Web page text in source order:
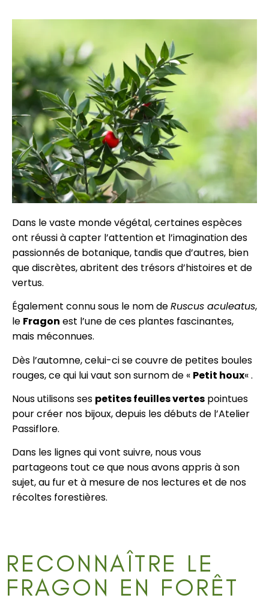
Dans le vaste monde végétal, certaines espèces
ont réussi à capter l’attention et l’imagination des
passionnés de botanique, tandis que d’autres, bien
que discrètes, abritent des trésors d’histoires et de
vertus.
Également connu sous le nom deRuscus aculeatus,
le Fragon est l’une de ces plantes fascinantes,
mais méconnues.
Dès l’automne, celui-ci se couvre de petites boules
rouges, ce qui lui vaut son surnom de « Petit houx« .
Nous utilisons ses petites feuilles vertes pointues
pour créer nos bijoux, depuis les débuts de l’Atelier
Passiflore.
Dans les lignes qui vont suivre, nous vous
partageons tout ce que nous avons appris à son
sujet, au fur et à mesure de nos lectures et de nos
récoltes forestières.
RECONNAÎTRE LE
FRAGON EN FORÊT